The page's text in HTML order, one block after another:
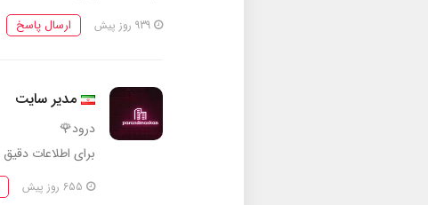
ارسال پاسخ
مدیر سایت
درود🌹
برای اطلاعات